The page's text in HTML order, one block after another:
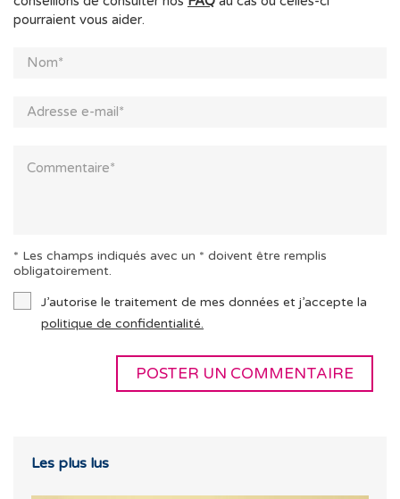
pourraient vous aider.
* Les champs indiqués avec un * doivent être remplis
obligatoirement.
J’autorise le traitement de mes données et j’accepte la
politique de confidentialité.
Les plus lus